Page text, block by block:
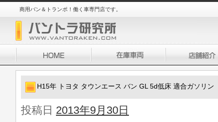
商用バン＆トランポ！働く車専門店です。
H15年 トヨタ タウンエース バン GL 5d低床 適合ガソリン
投稿日 2013年9月30日